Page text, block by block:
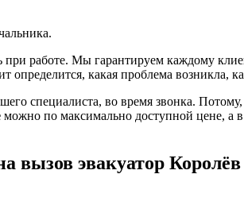
работе. Мы гарантируем каждому
какая проблема возникла,
специалиста, во время звонка. Потому,
можно по максимально доступной цене, а
вызов эвакуатор Королёв